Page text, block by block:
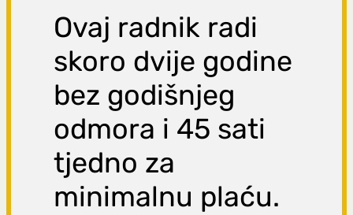
Ovaj radnik radi
skoro dvije godine
bez godišnjeg
odmora i 45 sati
tjedno za
minimalnu plaću.